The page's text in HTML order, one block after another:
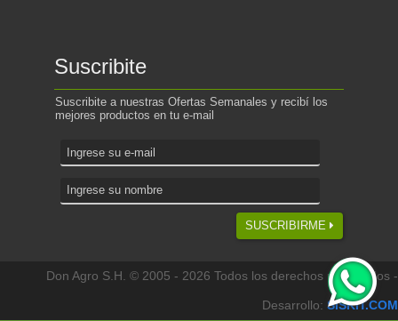
Suscribite
Suscribite a nuestras Ofertas Semanales y recibí los
mejores productos en tu e-mail
SUSCRIBIRME
Don Agro S.H. © 2005 - 2026 Todos los derechos reservados -
Desarrollo: SISKIT.COM